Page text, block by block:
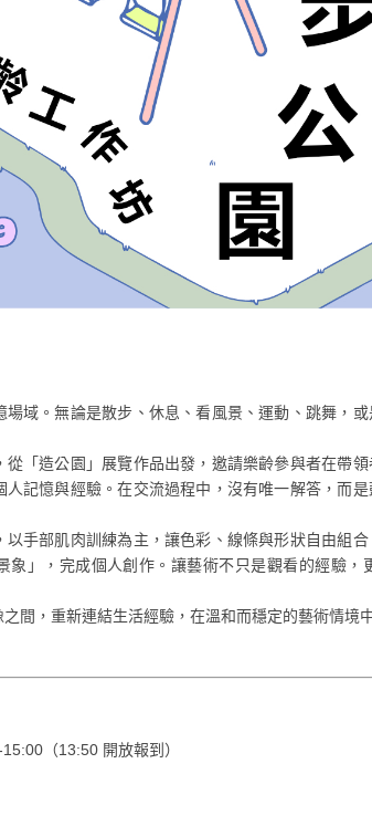
域。無論是散步、休息、看風景、運動、跳舞，
「造公園」展覽作品出發，邀請樂齡參與者在帶
人記憶與經驗。在交流過程中，沒有唯一解答，而
手部肌肉訓練為主，讓色彩、線條與形狀自由組
象」，完成個人創作。讓藝術不只是觀看的經驗，
間，重新連結生活經驗，在溫和而穩定的藝術情境
（13:50 開放報到）